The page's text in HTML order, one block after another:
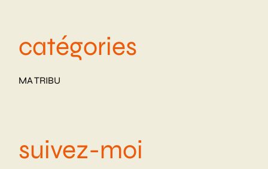
catégories
MA TRIBU
suivez-moi